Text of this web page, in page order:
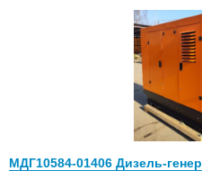
МДГ10584-01406 Дизель-